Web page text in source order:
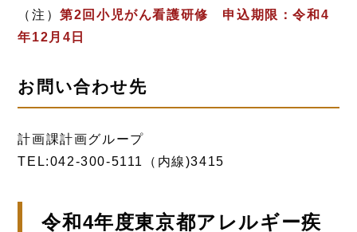
（注）第2回小児がん看護研修 申込期限：令和4
年12月4日
お問い合わせ先
計画課計画グループ
TEL:042-300-5111（内線)3415
令和4年度東京都アレルギー疾